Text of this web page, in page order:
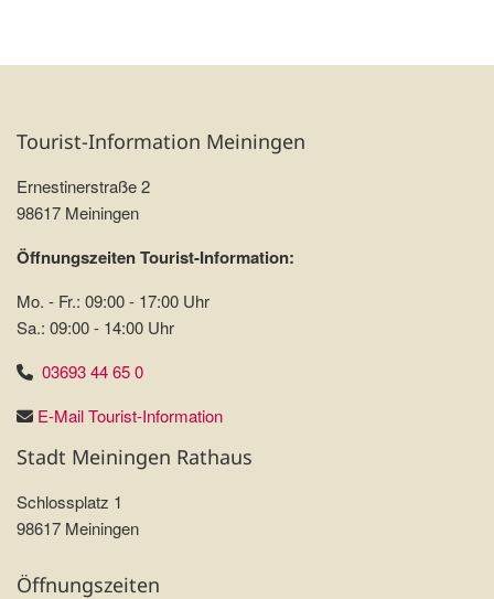
Tourist-Information Meiningen
Ernestinerstraße 2
98617 Meiningen
Öffnungszeiten Tourist-Information:
Mo. - Fr.: 09:00 - 17:00 Uhr
Sa.: 09:00 - 14:00 Uhr
03693 44 65 0
E-Mail Tourist-Information
Stadt Meiningen Rathaus
Schlossplatz 1
98617 Meiningen
Öffnungszeiten